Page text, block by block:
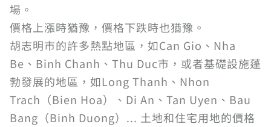
場。
價格上漲時猶豫，價格下跌時也猶豫。
胡志明市的許多熱點地區，如Can Gio、Nha
Be、Binh Chanh、Thu Duc市，或者基礎設施蓬
勃發展的地區，如Long Thanh、Nhon
Trach（Bien Hoa）、Di An、Tan Uyen、Bau
Bang（Binh Duong）... 土地和住宅用地的價格